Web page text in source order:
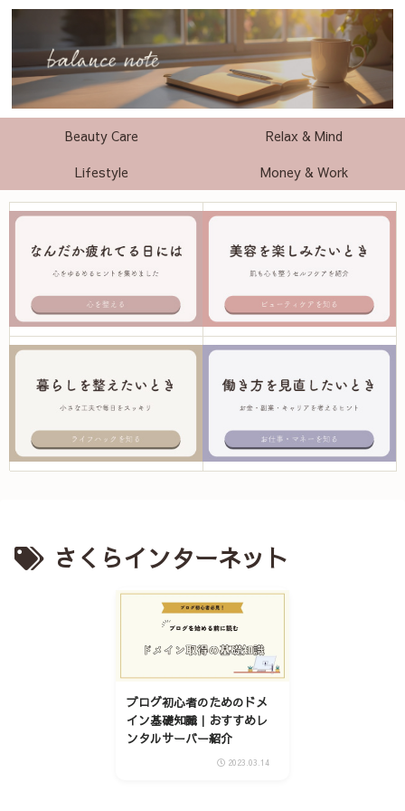
Beauty Care
Relax & Mind
Lifestyle
Money & Work
さくらインターネット
ブログ初心者のためのドメ
イン基礎知識｜おすすめレ
ンタルサーバー紹介
2023.03.14